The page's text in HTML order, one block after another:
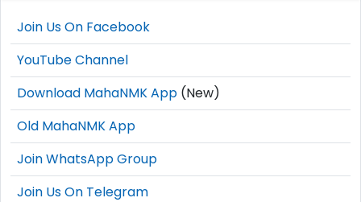
Join Us On Facebook
YouTube Channel
Download MahaNMK App (New)
Old MahaNMK App
Join WhatsApp Group
Join Us On Telegram